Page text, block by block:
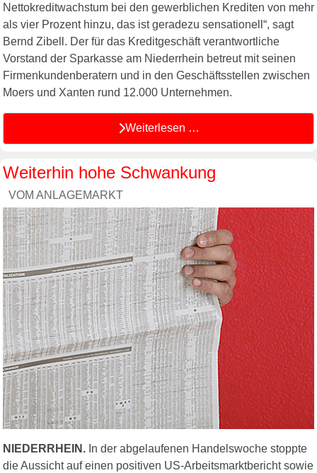
Nettokreditwachstum bei den gewerblichen Krediten von mehr
als vier Prozent hinzu, das ist geradezu sensationell“, sagt
Bernd Zibell. Der für das Kreditgeschäft verantwortliche
Vorstand der Sparkasse am Niederrhein betreut mit seinen
Firmenkundenberatern und in den Geschäftsstellen zwischen
Moers und Xanten rund 12.000 Unternehmen.
Weiterlesen …
Weiterhin hohe Schwankung
VOM ANLAGEMARKT
NIEDERRHEIN. In der abgelaufenen Handelswoche stoppte
die Aussicht auf einen positiven US-Arbeitsmarktbericht sowie